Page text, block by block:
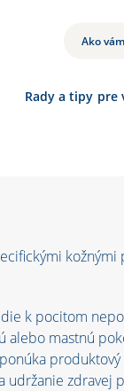
Rady a tipy pre
k pocitom
mastnú
udržanie zdravej